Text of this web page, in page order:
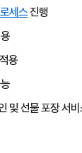
세스진행
면
립니다.
그러면
새
열립니다.
적용
및 선물 포장 서